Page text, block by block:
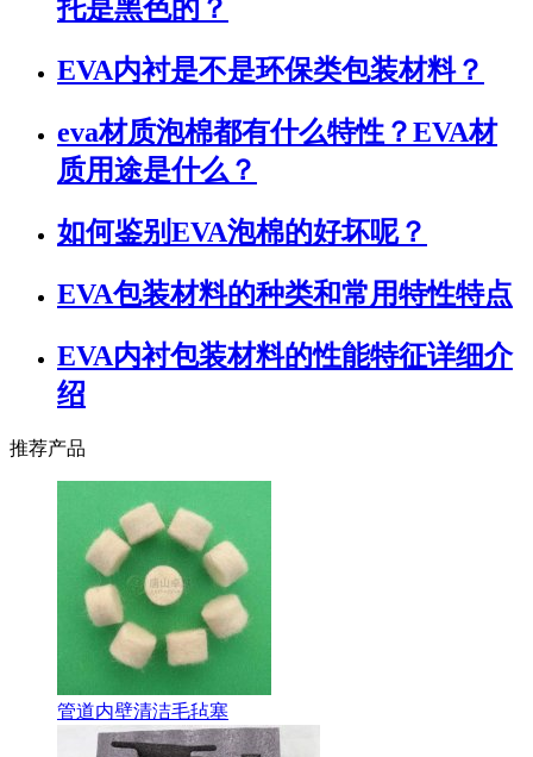
托是黑色的？
EVA内衬是不是环保类包装材料？
eva材质泡棉都有什么特性？EVA材
质用途是什么？
如何鉴别EVA泡棉的好坏呢？
EVA包装材料的种类和常用特性特点
EVA内衬包装材料的性能特征详细介
绍
推荐产品
管道内壁清洁毛毡塞